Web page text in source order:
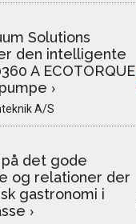
Solutions
den intelligente
A ECOTORQUE
›
A/S
det gode
og relationer der
gastronomi i
›